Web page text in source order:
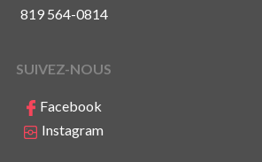
819 564-0814
SUIVEZ-NOUS
Facebook
Instagram